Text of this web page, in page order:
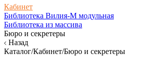
Кабинет
Библиотека Вилия-М модульная
Библиотека из массива
Бюро и секретеры
Назад
Каталог/Кабинет/Бюро и секретеры